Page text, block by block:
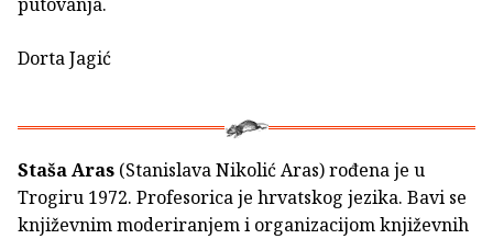
Dorta Jagić
Staša Aras (Stanislava Nikolić Aras) rođena je u
Trogiru 1972. Profesorica je hrvatskog jezika. Bavi se
književnim moderiranjem i organizacijom književnih